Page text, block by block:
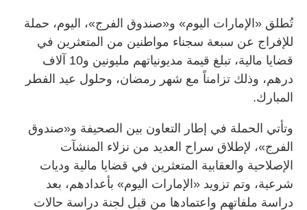
تُطلق «الإمارات اليوم» و«صندوق الفرج»، اليوم، حملة
للإفراج عن سبعة سجناء مواطنين من المتعثرين في
قضايا مالية، تبلغ قيمة مديونياتهم مليونين و10 آلاف
درهم، وذلك تزامناً مع شهر رمضان، وحلول عيد الفطر
المبارك.
وتأتي الحملة في إطار التعاون بين الصحيفة و«صندوق
الفرج»، لإطلاق سراح العديد من نزلاء المنشآت
الإصلاحية والعقابية المتعثرين في قضايا مالية وديات
شرعية، وتم تزويد «الإمارات اليوم» بأعدادهم، بعد
دراسة ملفاتهم واعتمادها من قبل لجنة دراسة حالات